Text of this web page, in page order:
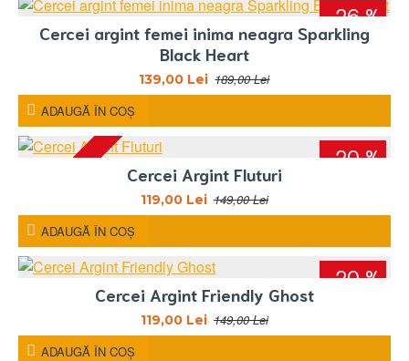
-26 %
Cercei argint femei inima neagra Sparkling
Black Heart
139,00 Lei 189,00 Lei
ADAUGĂ ÎN COŞ
-20 %
Cercei Argint Fluturi
119,00 Lei 149,00 Lei
ADAUGĂ ÎN COŞ
-20 %
Cercei Argint Friendly Ghost
119,00 Lei 149,00 Lei
ADAUGĂ ÎN COŞ